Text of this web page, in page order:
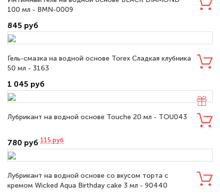
100 мл - BMN-0009
845 руб
Гель-смазка на водной основе Torex Сладкая клубника
50 мл - 3163
1 045 руб
Лубрикант на водной основе Touche 20 мл - TOU043
780 руб 115 руб
Лубрикант на водной основе со вкусом торта с
кремом Wicked Aqua Birthday cake 3 мл - 90440